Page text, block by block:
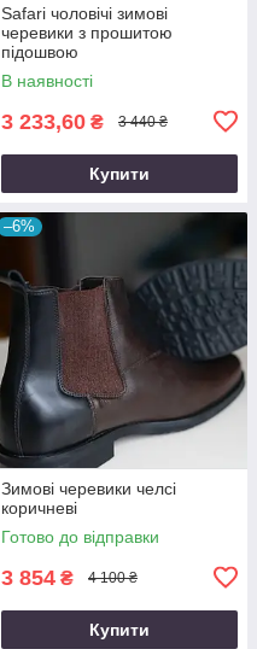
Safari чоловічі зимові
черевики з прошитою
підошвою
В наявності
3 233,60 ₴ 3 440 ₴
Купити
–6%
Зимові черевики челсі
коричневі
Готово до відправки
3 854 ₴ 4 100 ₴
Купити